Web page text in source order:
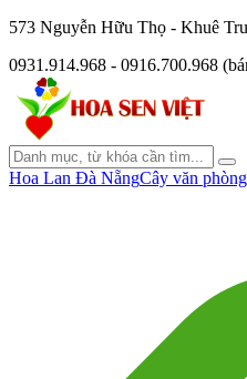
573 Nguyễn Hữu Thọ - Khuê
0931.914.968 - 0916.700.968
Hoa Lan Đà NẵngCây văn